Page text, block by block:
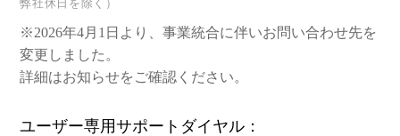
弊社休日を除く）
※2026年4月1日より、事業統合に伴いお問い合わせ先を
変更しました。
詳細はお知らせをご確認ください。
ユーザー専用サポートダイヤル：